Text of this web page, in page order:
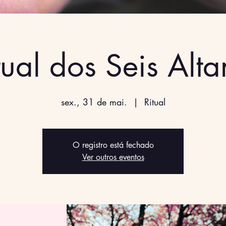
dos Seis
sex., 31 de mai.
  |
Ritual
O registro está fechado
Ver outros eventos